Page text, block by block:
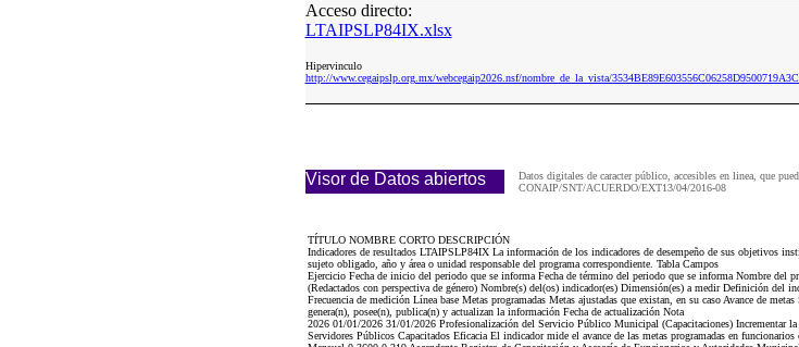
Acceso directo:
LTAIPSLP84IX.xlsx
Hipervinculo
http://www.cegaipslp.org.mx/webcegaip2026.nsf/nombre_de_la_vista/
Visor de Datos abiertos
Datos digitales de caracter público, accesibles en linea, que
CONAIP/SNT/ACUERDO/EXT13/04/2016-08
TÍTULO NOMBRE CORTO DESCRIPCIÓN
Indicadores de resultados LTAIPSLP84IX La información de los indicadores de desempeño de sus objetivos
sujeto obligado, año y área o unidad responsable del programa correspondiente. Tabla Campos
Ejercicio Fecha de inicio del periodo que se informa Fecha de término del periodo que se informa Nombre del
(Redactados con perspectiva de género) Nombre(s) del(os) indicador(es) Dimensión(es) a medir Definición del
Frecuencia de medición Línea base Metas programadas Metas ajustadas que existan, en su caso Avance de
genera(n), posee(n), publica(n) y actualizan la información Fecha de actualización Nota
2026 01/01/2026 31/01/2026 Profesionalización del Servicio Público Municipal (Capacitaciones) Incrementar
Servidores Públicos Capacitados Eficacia El indicador mide el avance de las metas programadas en